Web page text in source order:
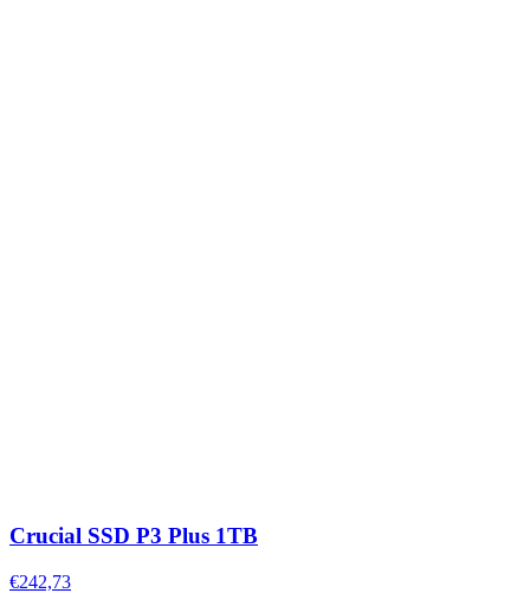
Crucial SSD P3 Plus 1TB
€242,73